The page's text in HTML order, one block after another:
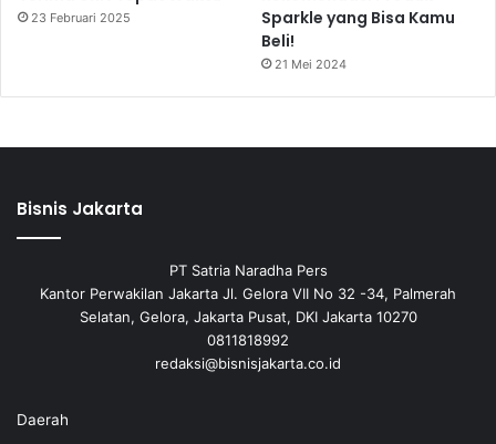
23 Februari 2025
Sparkle yang Bisa Kamu
Beli!
21 Mei 2024
Bisnis Jakarta
PT Satria Naradha Pers
Kantor Perwakilan Jakarta Jl. Gelora VII No 32 -34, Palmerah
Selatan, Gelora, Jakarta Pusat, DKI Jakarta 10270
0811818992
redaksi@bisnisjakarta.co.id
Daerah